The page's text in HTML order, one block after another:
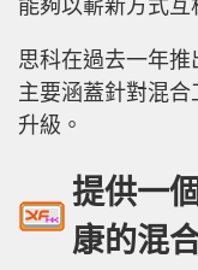
思科在過去一年
主要涵蓋針對混
升級。
提供一
康的混